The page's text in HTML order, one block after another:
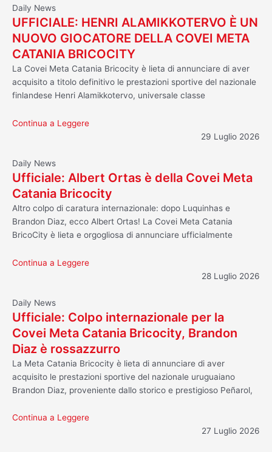
Daily News
UFFICIALE: HENRI ALAMIKKOTERVO È UN
NUOVO GIOCATORE DELLA COVEI META
CATANIA BRICOCITY
La Covei Meta Catania Bricocity è lieta di annunciare di aver
acquisito a titolo definitivo le prestazioni sportive del nazionale
finlandese Henri Alamikkotervo, universale classe
Continua a Leggere
29 Luglio 2026
Daily News
Ufficiale: Albert Ortas è della Covei Meta
Catania Bricocity
Altro colpo di caratura internazionale: dopo Luquinhas e
Brandon Diaz, ecco Albert Ortas! La Covei Meta Catania
BricoCity è lieta e orgogliosa di annunciare ufficialmente
Continua a Leggere
28 Luglio 2026
Daily News
Ufficiale: Colpo internazionale per la
Covei Meta Catania Bricocity, Brandon
Diaz è rossazzurro
La Meta Catania Bricocity è lieta di annunciare di aver
acquisito le prestazioni sportive del nazionale uruguaiano
Brandon Diaz, proveniente dallo storico e prestigioso Peñarol,
Continua a Leggere
27 Luglio 2026